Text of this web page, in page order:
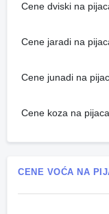
Cene dviski na
Cene jaradi na
Cene junadi na
Cene koza na
CENE VOĆA NA